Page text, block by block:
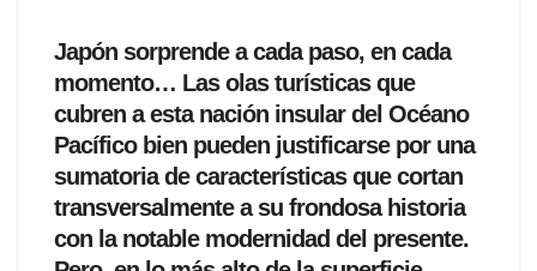
Japón sorprende a cada paso, en cada
momento… Las olas turísticas que
cubren a esta nación insular del Océano
Pacífico bien pueden justificarse por una
sumatoria de características que cortan
transversalmente a su frondosa historia
con la notable modernidad del presente.